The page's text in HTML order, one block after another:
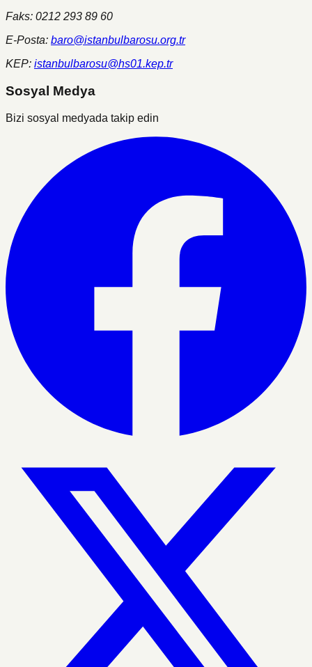
Faks: 0212 293 89 60
E-Posta: baro@istanbulbarosu.org.tr
KEP: istanbulbarosu@hs01.kep.tr
Sosyal Medya
Bizi sosyal medyada takip edin